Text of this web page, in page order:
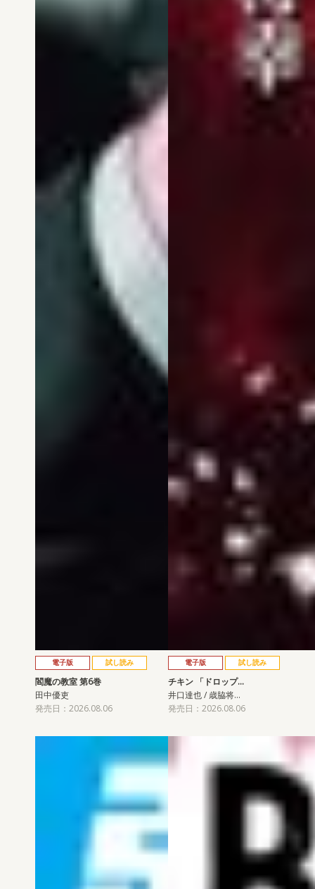
電子版 試し読み
閻魔の教室 第6巻
田中優吏
発売日：2026.08.06
電子版 試し読み
チキン 「ドロップ…
井口達也 / 歳脇将…
発売日：2026.08.06